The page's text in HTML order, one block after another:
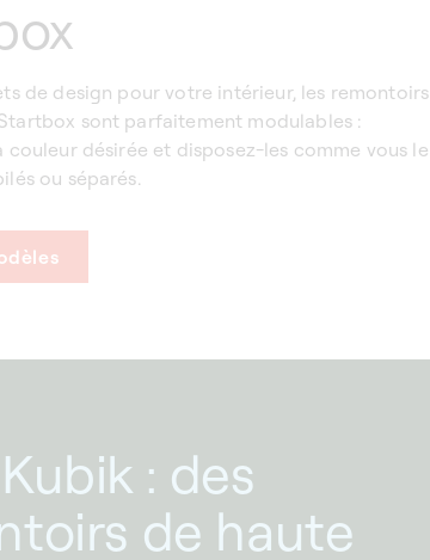
de design pour votre intérieur, les remontoirs
sont parfaitement modulables :
couleur désirée et disposez-les comme vous le
ou séparés.
: des
de haute